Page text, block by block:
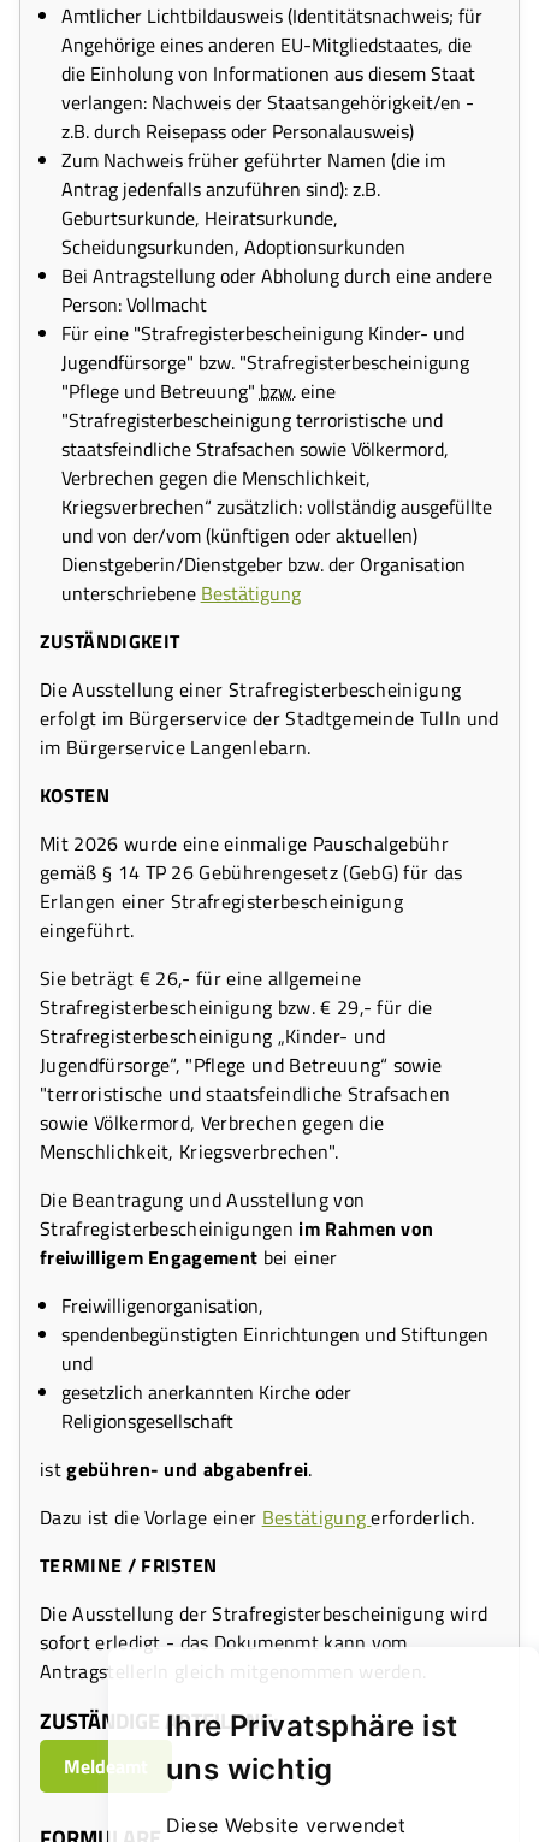
Ihre Privatsphäre ist
uns wichtig
Diese Website verwendet
Amtlicher Lichtbildausweis (Identitätsnachweis; für
Angehörige eines anderen EU-Mitgliedstaates, die
die Einholung von Informationen aus diesem Staat
verlangen: Nachweis der Staatsangehörigkeit/en -
z.B. durch Reisepass oder Personalausweis)
Zum Nachweis früher geführter Namen (die im
Antrag jedenfalls anzuführen sind): z.B.
Geburtsurkunde, Heiratsurkunde,
Scheidungsurkunden, Adoptionsurkunden
Bei Antragstellung oder Abholung durch eine andere
Person: Vollmacht
Für eine "Strafregisterbescheinigung Kinder- und
Jugendfürsorge" bzw. "Strafregisterbescheinigung
"Pflege und Betreuung"bzw.eine
"Strafregisterbescheinigung terroristische und
staatsfeindliche Strafsachen sowie Völkermord,
Verbrechen gegen die Menschlichkeit,
Kriegsverbrechen“ zusätzlich: vollständig ausgefüllte
und von der/vom (künftigen oder aktuellen)
Dienstgeberin/Dienstgeber bzw. der Organisation
unterschriebene Bestätigung
ZUSTÄNDIGKEIT
Die Ausstellung einer Strafregisterbescheinigung
erfolgt im Bürgerservice der Stadtgemeinde Tulln und
im Bürgerservice Langenlebarn.
KOSTEN
Mit 2026 wurde eine einmalige Pauschalgebühr
gemäß § 14 TP 26 Gebührengesetz (GebG) für das
Erlangen einer Strafregisterbescheinigung
eingeführt.
Sie beträgt € 26,- für eine allgemeine
Strafregisterbescheinigung bzw. € 29,- für die
Strafregisterbescheinigung „Kinder- und
Jugendfürsorge“, "Pflege und Betreuung“ sowie
"terroristische und staatsfeindliche Strafsachen
sowie Völkermord, Verbrechen gegen die
Menschlichkeit, Kriegsverbrechen".
Die Beantragung und Ausstellung von
Strafregisterbescheinigungen im Rahmen von
freiwilligem Engagement bei einer
Freiwilligenorganisation,
spendenbegünstigten Einrichtungen und Stiftungen
und
gesetzlich anerkannten Kirche oder
Religionsgesellschaft
istgebühren- und abgabenfrei.
Dazu ist die Vorlage einer Bestätigungerforderlich.
TERMINE / FRISTEN
Die Ausstellung der Strafregisterbescheinigung wird
sofort erledigt - das Dokumenmt kann vom
AntragstellerIn gleich mitgenommen werden.
ZUSTÄNDIGE ABTEILUNG:
Meldeamt